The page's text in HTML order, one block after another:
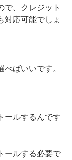
で、クレジット
対応可能でしょ
ばいいです。
ールするんです
ールする必要で